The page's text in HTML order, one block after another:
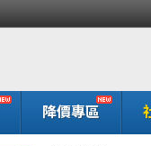
降價專區